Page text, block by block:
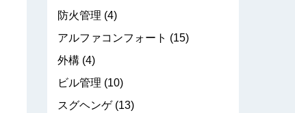
防火管理 (4)
アルファコンフォート (15)
外構 (4)
ビル管理 (10)
スグヘンゲ(13)